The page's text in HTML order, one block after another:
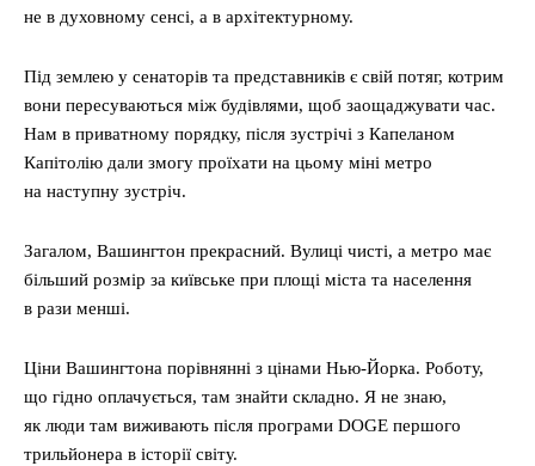
не в духовному сенсі, а в архітектурному.
Під землею у сенаторів та представників є свій потяг, котрим
вони пересуваються між будівлями, щоб заощаджувати час.
Нам в приватному порядку, після зустрічі з Капеланом
Капітолію дали змогу проїхати на цьому міні метро
на наступну зустріч.
Загалом, Вашингтон прекрасний. Вулиці чисті, а метро має
більший розмір за київське при площі міста та населення
в рази менші.
Ціни Вашингтона порівнянні з цінами Нью-Йорка. Роботу,
що гідно оплачується, там знайти складно. Я не знаю,
як люди там виживають після програми DOGE першого
трильйонера в історії світу.